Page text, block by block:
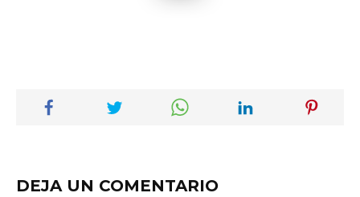
DEJA UN COMENTARIO